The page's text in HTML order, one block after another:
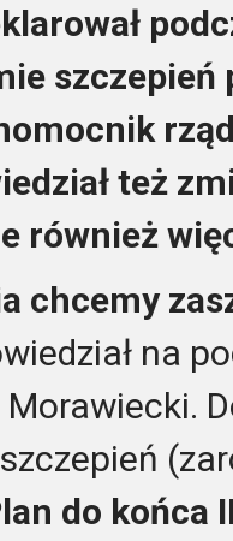
szczepień
też
również
chcemy
na
do końca